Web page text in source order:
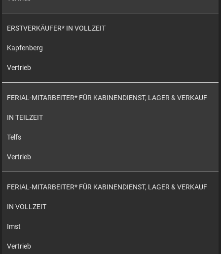
ERSTVERKÄUFER* IN VOLLZEIT
Kapfenberg
Vertrieb
FERIAL-MITARBEITER* FÜR KABINENDIENST, LAGER & VERKAUF
IN TEILZEIT
Telfs
Vertrieb
FERIAL-MITARBEITER* FÜR KABINENDIENST, LAGER & VERKAUF
IN VOLLZEIT
Imst
Vertrieb